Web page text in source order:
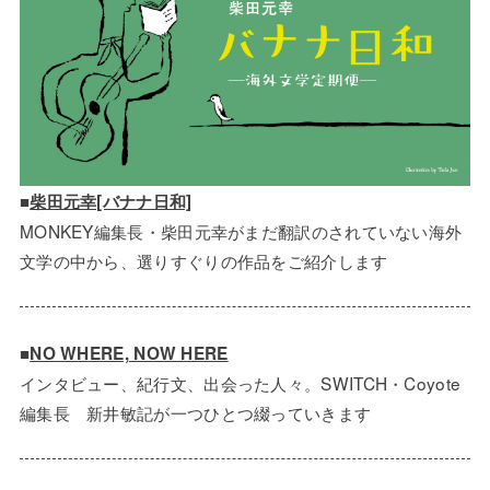
■柴田元幸[バナナ日和]
MONKEY編集長・柴田元幸がまだ翻訳のされていない海外
文学の中から、選りすぐりの作品をご紹介します
■NO WHERE, NOW HERE
インタビュー、紀行文、出会った人々。SWITCH・Coyote
編集長 新井敏記が一つひとつ綴っていきます